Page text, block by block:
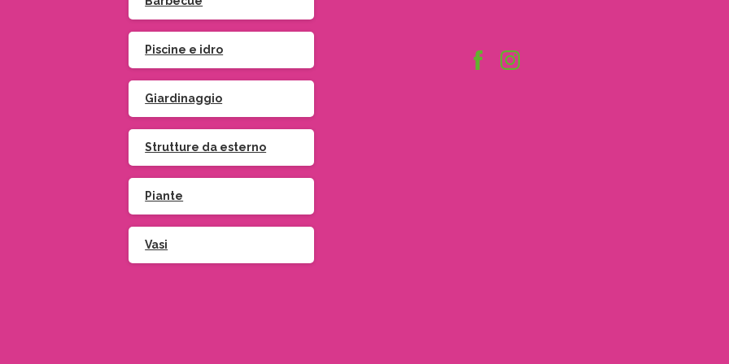
Piscine e idro
Giardinaggio
Strutture da esterno
Piante
Vasi